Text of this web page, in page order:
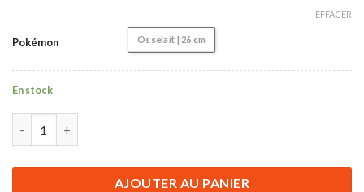
Pokémon Osselait | 26 cm
EFFACER
En stock
AJOUTER AU PANIER